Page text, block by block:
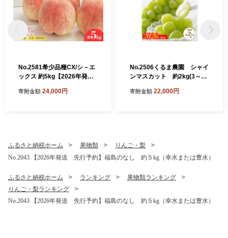
No.2581希少品種CX/シ－エ
ックス 約5kg【2026年発
寄附金額 24,000円
No.2506くるま農園 シャイ
ンマスカット 約2kg(3～5
約】
寄附金額 22,000円
ふるさと納税ホーム 果物類
りんご・梨
No.2043 【2026年発送 先行予約】福島のなし 約５kg（幸水または豊水）
ふるさと納税ホーム ランキング
果物類ランキング
りんご・梨ランキング
No.2043 【2026年発送 先行予約】福島のなし 約５kg（幸水または豊水）